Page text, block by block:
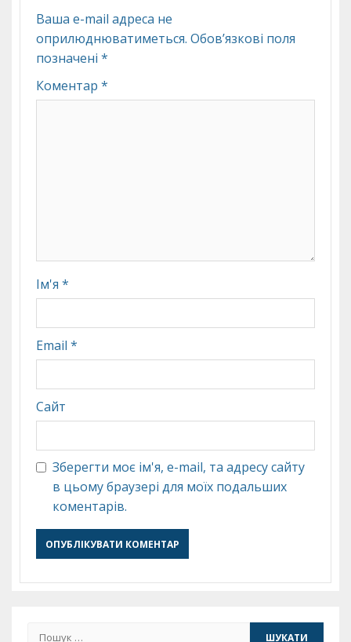
Ваша e-mail адреса не
оприлюднюватиметься. Обов’язкові поля
позначені *
Коментар *
Ім'я *
Email *
Сайт
Зберегти моє ім'я, e-mail, та адресу сайту
в цьому браузері для моїх подальших
коментарів.
Пошук: